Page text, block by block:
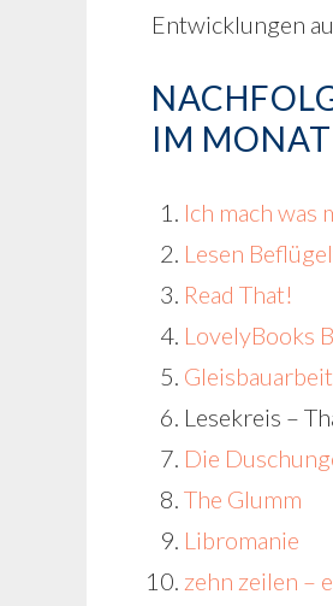
Entwicklungen
IM
Ich mach was
Lesen
Read That!
LovelyBooks
Lesekreis –
Die
The Glumm
Libromanie
zehn zeilen –